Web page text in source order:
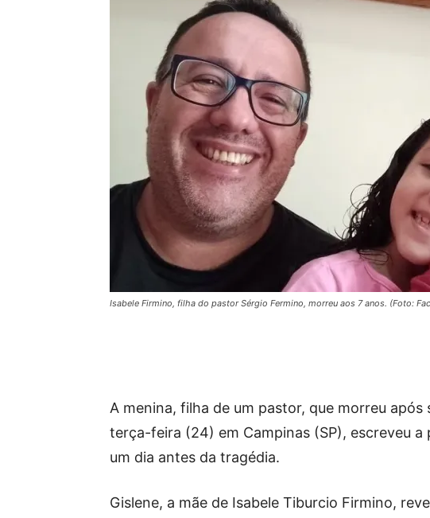
Isabele Firmino, filha do pastor Sérgio Fermino, morreu aos 7 anos. (Foto:
A menina, filha de um pastor, que morreu
terça-feira (24) em Campinas (SP), escreveu a
um dia antes da tragédia.
Gislene, a mãe de Isabele Tiburcio Firmino,